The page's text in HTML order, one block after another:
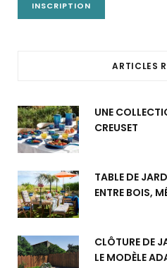
ARTICLES
UNE
CREUSET
TABLE DE
ENTRE BOIS,
CLÔTURE DE
LE MODÈLE